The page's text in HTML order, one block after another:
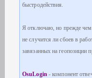
быстродействия.
Я отключаю, но прежде чем
не случится ли сбоев в
завязанных на геопозиции
OsuLogin - компонент